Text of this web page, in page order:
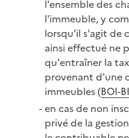
l'ensemble des
l'immeuble, y
lorsqu'il s'agit de
ainsi effectué ne
qu'entraîner la
provenant d'une
immeubles (BOI-
en cas de non
privé de la